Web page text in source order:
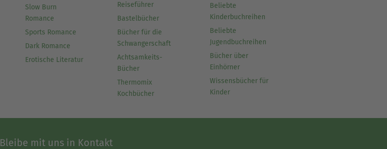
Slow Burn
Romance
Sports Romance
Dark Romance
Erotische Literatur
Reiseführer
Bastelbücher
Bücher für die
Schwangerschaft
Achtsamkeits-
Bücher
Thermomix
Kochbücher
Beliebte
Kinderbuchreihen
Beliebte
Jugendbuchreihen
Bücher über
Einhörner
Wissensbücher für
Kinder
Bleibe mit uns in Kontakt